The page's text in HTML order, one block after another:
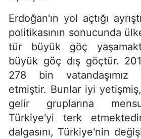
Erdoğan'ın yol açtığı
politikasının sonucunda
tür büyük göç
büyük göç dış göçtür.
278 bin vatandaşımız
etmiştir. Bunlar iyi
gelir gruplarına
Türkiye'yi terk
dalgasını, Türkiye'nin